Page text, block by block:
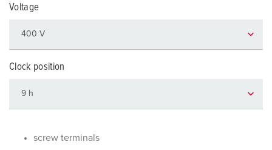
Voltage
Clock position
screw terminals